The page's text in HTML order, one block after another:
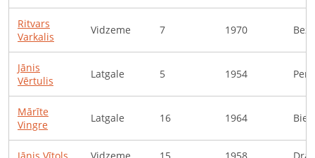
Ritvars
Varkalis
Vidzeme 7 1970
Jānis
Vērtulis
Latgale 5 1954
Mārīte
Vingre
Latgale 16 1964